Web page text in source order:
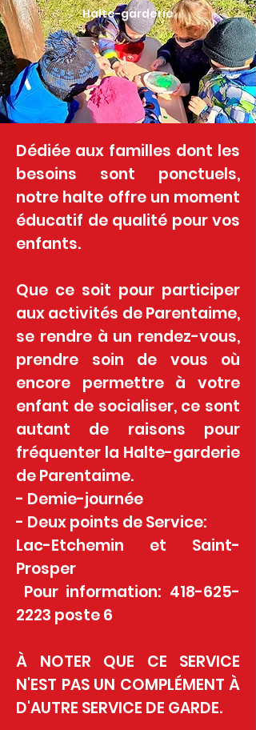
Halte-garderie
Dédiée aux familles dont les
besoins sont ponctuels,
notre halte offre un moment
éducatif de qualité pour vos
enfants.
Que ce soit pour participer
aux activités de Parentaime,
se rendre à un rendez-vous,
prendre soin de vous où
encore permettre à votre
enfant de socialiser, ce sont
autant de raisons pour
fréquenter la Halte-garderie
de Parentaime.
- Demie-journée
- Deux points de Service:
Lac-Etchemin et Saint-
Prosper
Pour information: 418-625-
2223 poste 6
À NOTER QUE CE SERVICE
N'EST PAS UN COMPLÉMENT À
D'AUTRE SERVICE DE GARDE.